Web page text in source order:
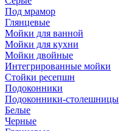
Под мрамор
Глянцевые
Мойки для ванной
Мойки для кухни
Мойки двойные
Интегрированные мойки
Стойки ресепшн
Подоконники
Подоконники-столешницы
Белые
Черные